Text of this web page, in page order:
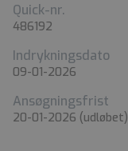
Quick-nr.
486192
Indrykningsdato
09-01-2026
Ansøgningsfrist
20-01-2026 (udløbet)